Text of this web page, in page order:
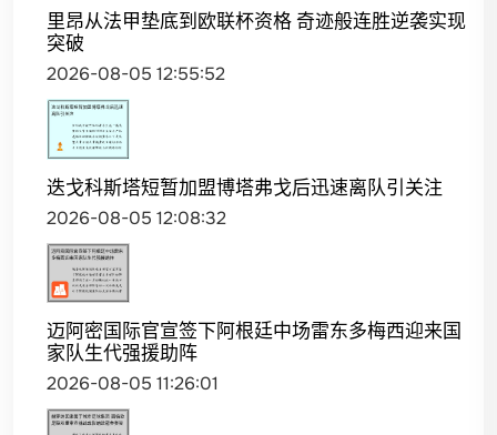
里昂从法甲垫底到欧联杯资格 奇迹般连胜逆袭实现
突破
2026-08-05 12:55:52
迭戈科斯塔短暂加盟博塔弗戈后迅速离队引关注
2026-08-05 12:08:32
迈阿密国际官宣签下阿根廷中场雷东多梅西迎来国
家队生代强援助阵
2026-08-05 11:26:01